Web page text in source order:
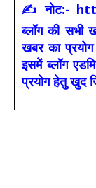
✍ नोट:-
ब्लॉग की
खबर का
इसमें ब्लॉग
प्रयोग हेतु खुद